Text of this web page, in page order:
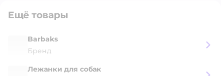
Ещё товары
Barbaks
Бренд
Лежанки для собак